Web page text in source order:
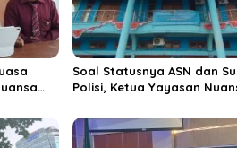
Soal Statusnya ASN dan
Polisi, Ketua Yayasan
Melarang